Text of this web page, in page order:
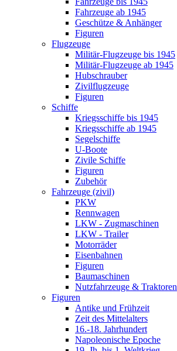
Fahrzeuge ab 1945
Geschütze & Anhänger
Figuren
Flugzeuge
Militär-Flugzeuge bis 1945
Militär-Flugzeuge ab 1945
Hubschrauber
Zivilflugzeuge
Figuren
Schiffe
Kriegsschiffe bis 1945
Kriegsschiffe ab 1945
Segelschiffe
U-Boote
Zivile Schiffe
Figuren
Zubehör
Fahrzeuge (zivil)
PKW
Rennwagen
LKW - Zugmaschinen
LKW - Trailer
Motorräder
Eisenbahnen
Figuren
Baumaschinen
Nutzfahrzeuge & Traktoren
Figuren
Antike und Frühzeit
Zeit des Mittelalters
16.-18. Jahrhundert
Napoleonische Epoche